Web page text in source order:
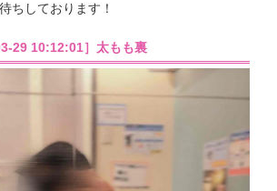
ちしております！
29 10:12:01］太もも裏